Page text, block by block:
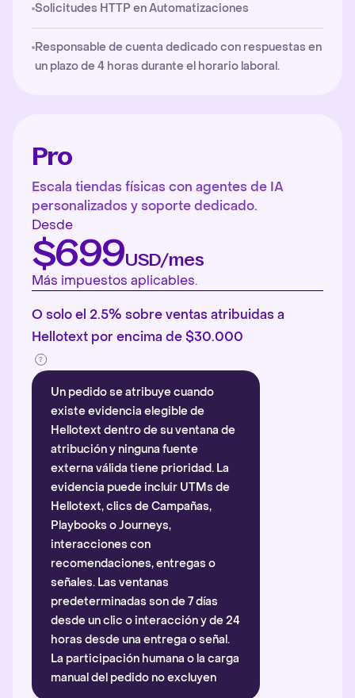
Solicitudes HTTP en Automatizaciones
Responsable de cuenta dedicado con respuestas en
un plazo de 4 horas durante el horario laboral.
Pro
Escala tiendas físicas con agentes de IA
personalizados y soporte dedicado.
Desde
$699USD/mes
Más impuestos aplicables.
O solo el 2.5% sobre ventas atribuidas a
Hellotext por encima de $30.000
Un pedido se atribuye cuando
existe evidencia elegible de
Hellotext dentro de su ventana de
atribución y ninguna fuente
externa válida tiene prioridad. La
evidencia puede incluir UTMs de
Hellotext, clics de Campañas,
Playbooks o Journeys,
interacciones con
recomendaciones, entregas o
señales. Las ventanas
predeterminadas son de 7 días
desde un clic o interacción y de 24
horas desde una entrega o señal.
La participación humana o la carga
manual del pedido no excluyen